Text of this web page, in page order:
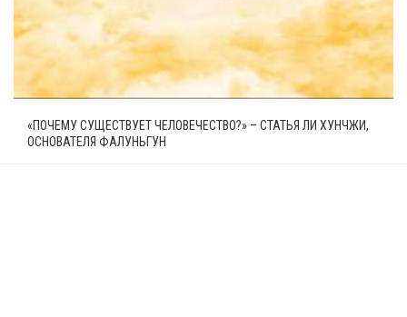
«ПОЧЕМУ СУЩЕСТВУЕТ ЧЕЛОВЕЧЕСТВО?» – СТАТЬЯ ЛИ ХУНЧЖИ,
ОСНОВАТЕЛЯ ФАЛУНЬГУН